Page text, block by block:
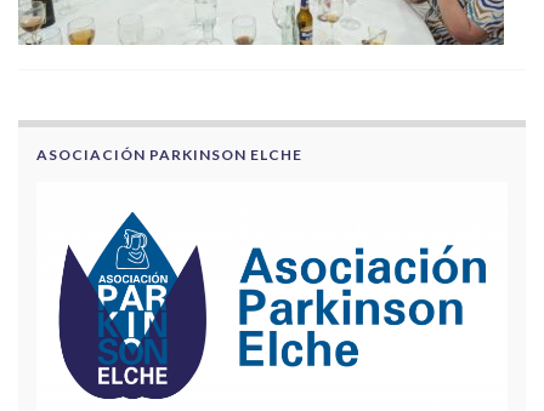
ASOCIACIÓN PARKINSON ELCHE